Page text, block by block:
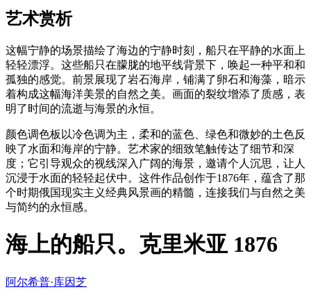
艺术赏析
这幅宁静的场景描绘了海边的宁静时刻，船只在平静的水面上
轻轻漂浮。这些船只在朦胧的地平线背景下，唤起一种平和和
孤独的感觉。前景展现了岩石海岸，铺满了卵石和海藻，暗示
着构成这幅海洋美景的自然之美。画面的裂纹增添了质感，表
明了时间的流逝与海景的永恒。
颜色调色板以冷色调为主，柔和的蓝色、绿色和微妙的土色反
映了水面和海岸的宁静。艺术家的细致笔触传达了细节和深
度；它引导观众的视线深入广阔的海景，邀请个人沉思，让人
沉浸于水面的轻轻起伏中。这件作品创作于1876年，蕴含了那
个时期俄国现实主义经典风景画的精髓，连接我们与自然之美
与简约的永恒感。
海上的船只。克里米亚 1876
阿尔希普·库因芝